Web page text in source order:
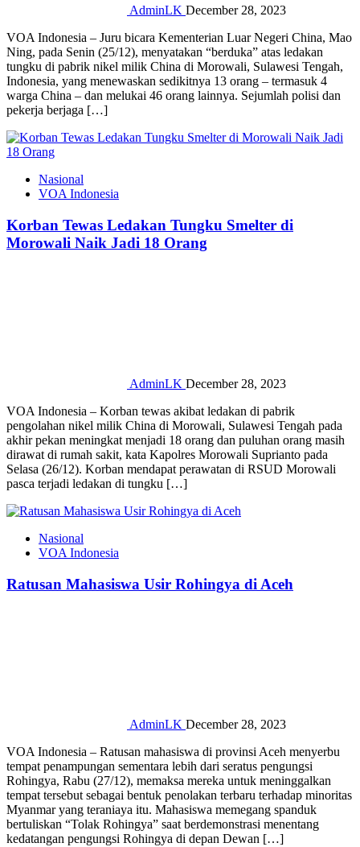
AdminLK December 28, 2023
VOA Indonesia – Juru bicara Kementerian Luar Negeri China, Mao
Ning, pada Senin (25/12), menyatakan “berduka” atas ledakan
tungku di pabrik nikel milik China di Morowali, Sulawesi Tengah,
Indonesia, yang menewaskan sedikitnya 13 orang – termasuk 4
warga China – dan melukai 46 orang lainnya. Sejumlah polisi dan
pekerja berjaga […]
Nasional
VOA Indonesia
Korban Tewas Ledakan Tungku Smelter di
Morowali Naik Jadi 18 Orang
AdminLK December 28, 2023
VOA Indonesia – Korban tewas akibat ledakan di pabrik
pengolahan nikel milik China di Morowali, Sulawesi Tengah pada
akhir pekan meningkat menjadi 18 orang dan puluhan orang masih
dirawat di rumah sakit, kata Kapolres Morowali Suprianto pada
Selasa (26/12). Korban mendapat perawatan di RSUD Morowali
pasca terjadi ledakan di tungku […]
Nasional
VOA Indonesia
Ratusan Mahasiswa Usir Rohingya di Aceh
AdminLK December 28, 2023
VOA Indonesia – Ratusan mahasiswa di provinsi Aceh menyerbu
tempat penampungan sementara lebih dari seratus pengungsi
Rohingya, Rabu (27/12), memaksa mereka untuk meninggalkan
tempat tersebut sebagai bentuk penolakan terbaru terhadap minoritas
Myanmar yang teraniaya itu. Mahasiswa memegang spanduk
bertuliskan “Tolak Rohingya” saat berdemonstrasi menentang
kedatangan pengungsi Rohingya di depan Dewan […]